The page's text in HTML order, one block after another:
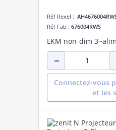
Réf Rexel :
Réf Fab : 676004RWS
Connectez-vous
et les